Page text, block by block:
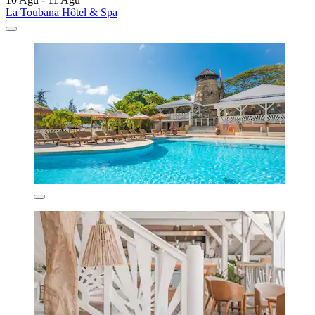
La Toubana Hôtel & Spa